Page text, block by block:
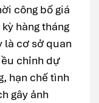
công bố giá
hàng tháng
là cơ sở quan
chỉnh dự
hạn chế tình
gây ảnh